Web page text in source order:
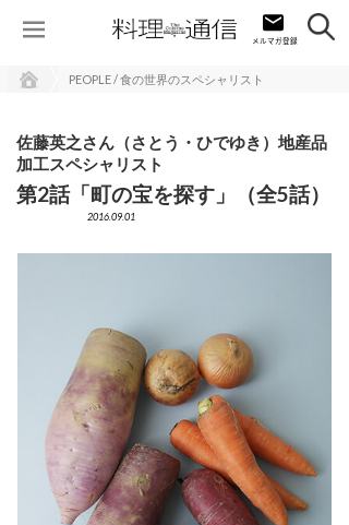
PEOPLE / 食の世界のスペシャリスト
佐藤英之さん（さとう・ひでゆき）地産品
加工スペシャリスト
第2話「町の宝を探す」（全5話）
2016.09.01